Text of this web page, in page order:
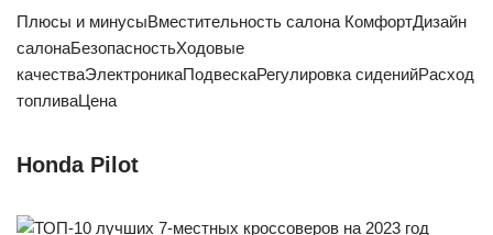
Плюсы и минусыВместительность салона КомфортДизайн
салонаБезопасностьХодовые
качестваЭлектроникаПодвескаРегулировка сиденийРасход
топливаЦена
Honda Pilot